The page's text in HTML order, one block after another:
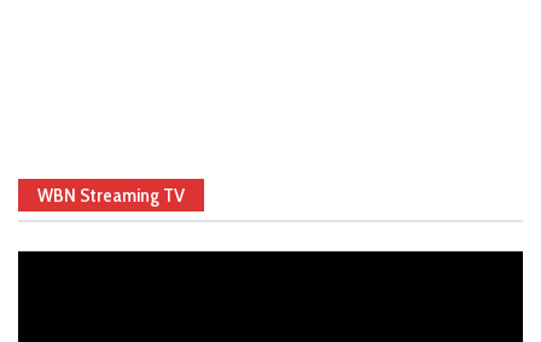
WBN Streaming TV